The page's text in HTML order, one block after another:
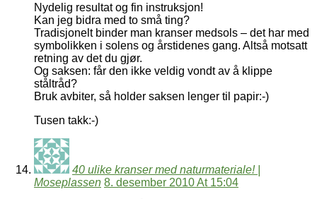
Nydelig resultat og fin instruksjon!
Kan jeg bidra med to små ting?
Tradisjonelt binder man kranser medsols – det har med
symbolikken i solens og årstidenes gang. Altså motsatt
retning av det du gjør.
Og saksen: får den ikke veldig vondt av å klippe
ståltråd?
Bruk avbiter, så holder saksen lenger til papir:-)
Tusen takk:-)
40 ulike kranser med naturmateriale! |
Moseplassen 8. desember 2010 At 15:04